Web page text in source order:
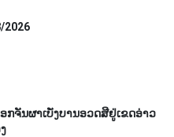
2026
ກຈັນຜາເບັ່ງບານອວດສີຢູ່ເຂດອ່າວ